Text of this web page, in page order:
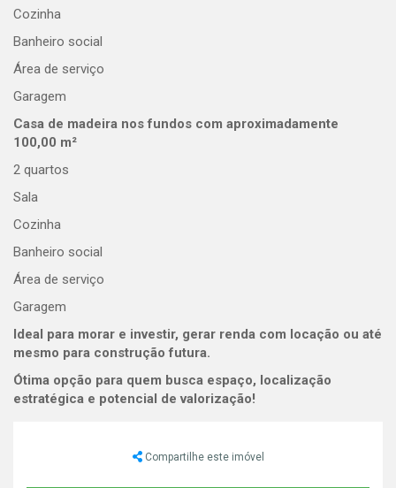
Cozinha
Banheiro social
Área de serviço
Garagem
Casa de madeira nos fundos com aproximadamente
100,00 m²
2 quartos
Sala
Cozinha
Banheiro social
Área de serviço
Garagem
Ideal para morar e investir, gerar renda com locação ou até
mesmo para construção futura.
Ótima opção para quem busca espaço, localização
estratégica e potencial de valorização!
Compartilhe este imóvel